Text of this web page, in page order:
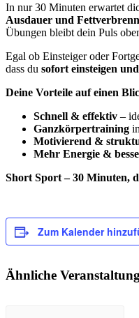
In nur 30 Minuten erwartet
Ausdauer und
Übungen bleibt dein Puls
Egal ob Einsteiger oder
dass du sofort einsteigen
Deine Vorteile auf einen
Schnell & effektiv –
Ganzkörpertraining
Motivierend &
Mehr Energie &
Short Sport – 30 Minuten,
Zum Kalender
Ähnliche